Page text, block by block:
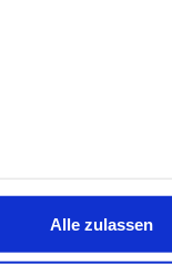
Alle zulassen